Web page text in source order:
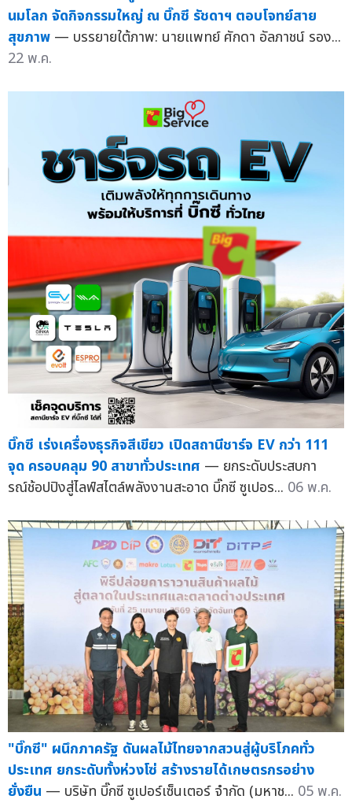
นมโลก จัดกิจกรรมใหญ่ ณ บิ๊กซี รัชดาฯ ตอบโจทย์สาย
สุขภาพ — บรรยายใต้ภาพ: นายแพทย์ ศักดา อัลภาชน์ รอง...
22 พ.ค.
บิ๊กซี เร่งเครื่องธุรกิจสีเขียว เปิดสถานีชาร์จ EV กว่า 111
จุด ครอบคลุม 90 สาขาทั่วประเทศ — ยกระดับประสบกา
รณ์ช้อปปิงสู่ไลฟ์สไตล์พลังงานสะอาด บิ๊กซี ซูเปอร... 06 พ.ค.
"บิ๊กซี" ผนึกภาครัฐ ดันผลไม้ไทยจากสวนสู่ผู้บริโภคทั่ว
ประเทศ ยกระดับทั้งห่วงโซ่ สร้างรายได้เกษตรกรอย่าง
ยั่งยืน — บริษัท บิ๊กซี ซูเปอร์เซ็นเตอร์ จำกัด (มหาช... 05 พ.ค.